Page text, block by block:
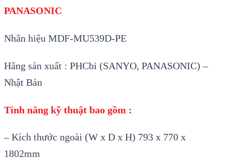
PANASONIC
Nhãn hiệu MDF-MU539D-PE
Hãng sản xuất : PHCbi (SANYO, PANASONIC) –
Nhật Bản
Tính năng kỹ thuật bao gồm :
– Kích thước ngoài (W x D x H) 793 x 770 x
1802mm